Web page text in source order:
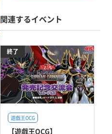
関連するイベント
終了
遊戯王OCG
【遊戯王OCG】